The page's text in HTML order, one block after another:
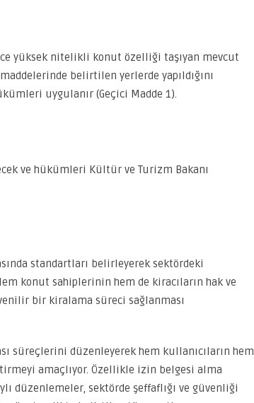
yüksek nitelikli konut özelliği taşıyan mevcut
belirtilen yerlerde yapıldığını
uygulanır (Geçici Madde 1).
ve hükümleri Kültür ve Turizm Bakanı
standartları belirleyerek sektördeki
konut sahiplerinin hem de kiracıların hak ve
bir kiralama süreci sağlanması
süreçlerini düzenleyerek hem kullanıcıların hem
amaçlıyor. Özellikle izin belgesi alma
düzenlemeler, sektörde şeffaflığı ve güvenliği